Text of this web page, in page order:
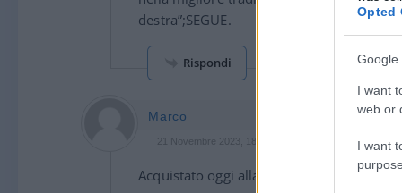
Opted
Google
I want
web or
I want
destra”;SEGUE.
Rispondi
Marco
21 Novembre 2023, 18:49 18:49
Acquistato oggi alla Mondadori di Cola di